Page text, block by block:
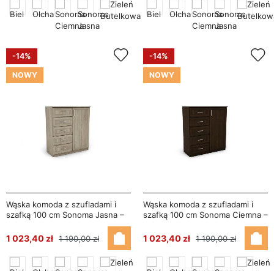
-14%
NOWY
Wąska komoda z szufladami i
szafką 100 cm Sonoma Jasna –
1 023,40 zł 1 190,00 zł
-14%
NOWY
Wąska komoda z szufladami i
szafką 100 cm Sonoma Ciemna –
1 023,40 zł 1 190,00 zł